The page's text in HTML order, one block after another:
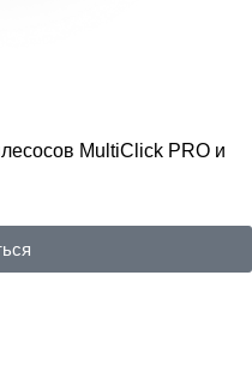
MultiClick PRO и